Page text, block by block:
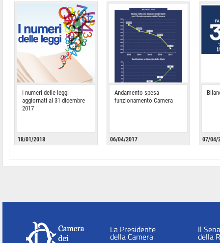
I numeri delle leggi
aggiornati al 31 dicembre
2017
18/01/2018
Andamento spesa
funzionamento Camera
06/04/2017 07/04/
La Presidente
della Camera
Il
della